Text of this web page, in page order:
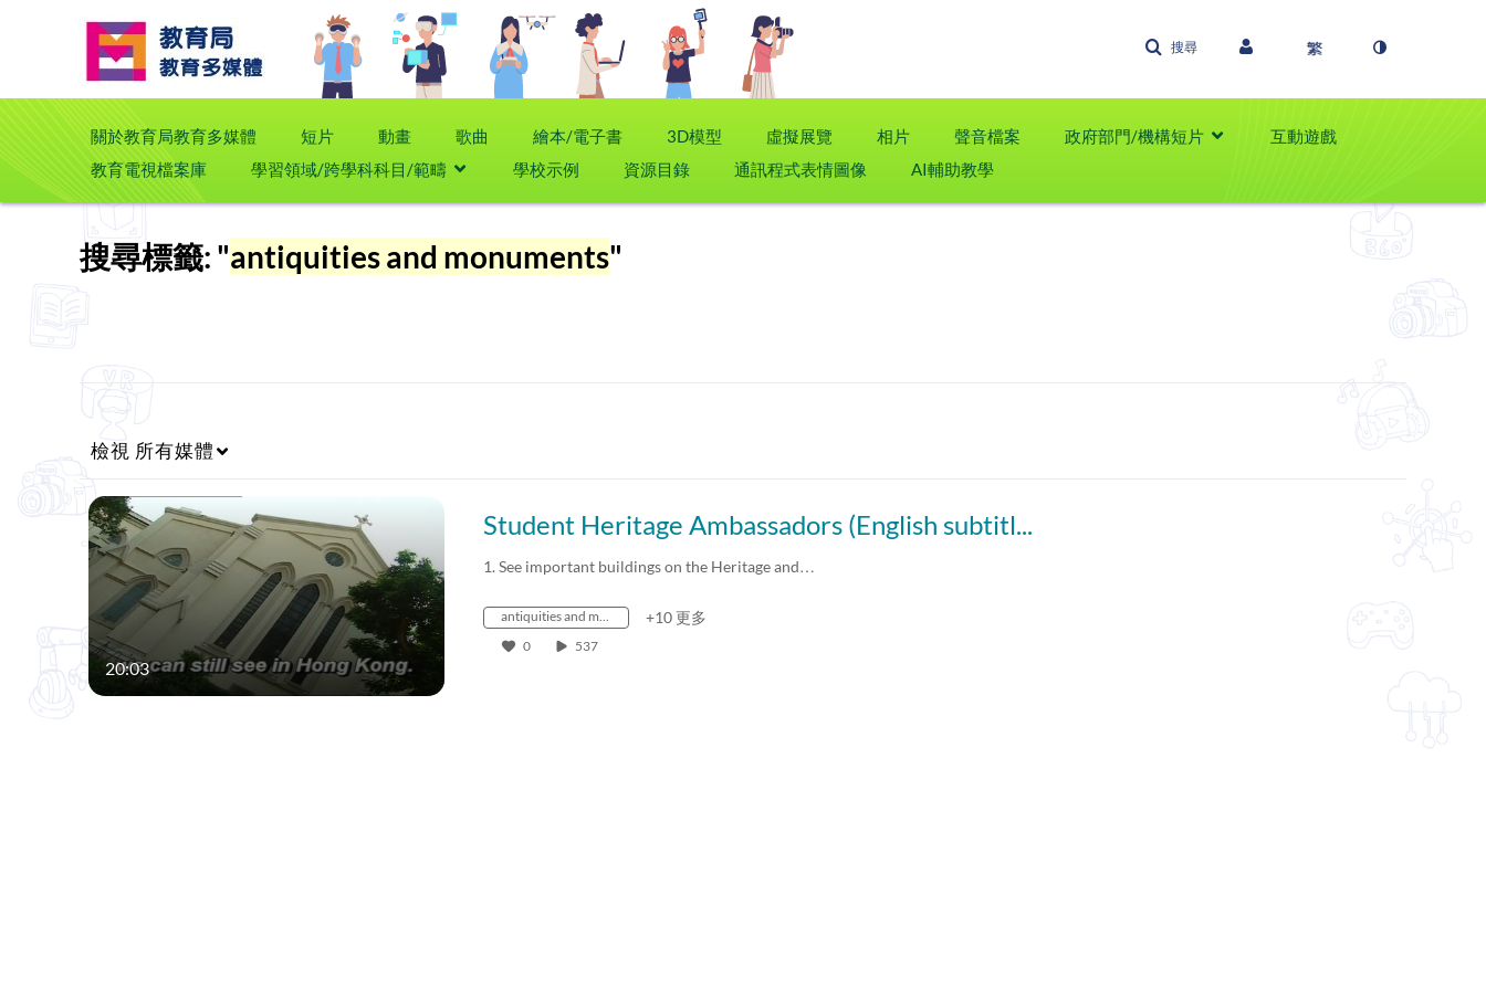
搜尋
關於教育局教育多媒體 短片 動畫 歌曲 繪本/電子書 3D模型 虛擬展覽 相片 聲音檔案 政府部門/機構短片
互動遊戲
教育電視檔案庫
學習領域/跨學科科目/範疇 學校示例 資源目錄 通訊程式表情圖像 AI輔助教學
搜尋標籤: "antiquities and monuments"
檢視 所有媒體
20:03
Student Heritage Ambassadors (English subtitles available)
1. See important buildings on the Heritage and…
antiquities and monuments office +10 更多
0 537